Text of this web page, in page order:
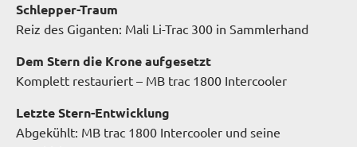
Schlepper-Traum
Reiz des Giganten: Mali Li-Trac 300 in Sammlerhand
Dem Sterndie Krone aufgesetzt
Komplett restauriert – MB trac 1800 Intercooler
Letzte Stern-Entwicklung
Abgekühlt: MB trac 1800 Intercooler und seine